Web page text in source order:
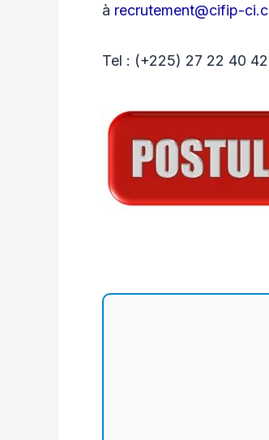
à recrutement@cifip-
Tel : (+225) 27 22 40